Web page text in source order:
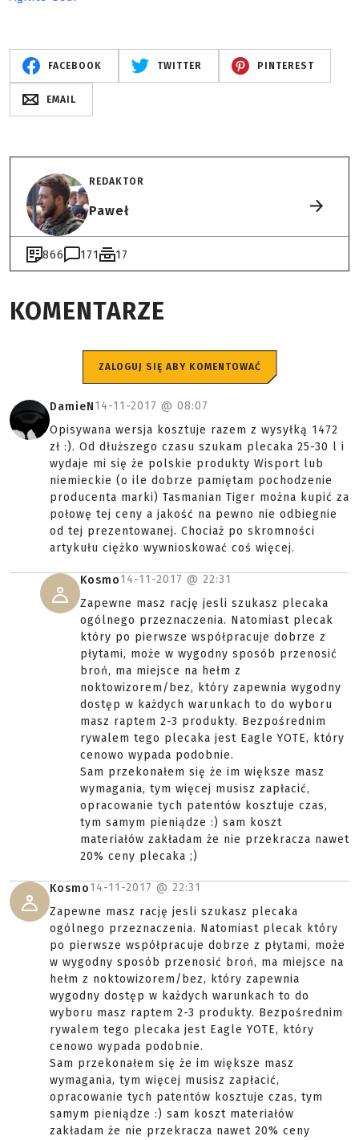
FACEBOOK TWITTER PINTEREST
EMAIL
REDAKTOR
Paweł
866 171 17
KOMENTARZE
ZALOGUJ SIĘ ABY KOMENTOWAĆ
DamieN14-11-2017 @ 08:07
Opisywana wersja kosztuje razem z wysyłką 1472
zł :). Od dłuższego czasu szukam plecaka 25-30 l i
wydaje mi się że polskie produkty Wisport lub
niemieckie (o ile dobrze pamiętam pochodzenie
producenta marki) Tasmanian Tiger można kupić za
połowę tej ceny a jakość na pewno nie odbiegnie
od tej prezentowanej. Chociaż po skromności
artykułu ciężko wywnioskować coś więcej.
Kosmo14-11-2017 @ 22:31
Zapewne masz rację jesli szukasz plecaka
ogólnego przeznaczenia. Natomiast plecak
który po pierwsze współpracuje dobrze z
płytami, może w wygodny sposób przenosić
broń, ma miejsce na hełm z
noktowizorem/bez, który zapewnia wygodny
dostęp w każdych warunkach to do wyboru
masz raptem 2-3 produkty. Bezpośrednim
rywalem tego plecaka jest Eagle YOTE, który
cenowo wypada podobnie.
Sam przekonałem się że im większe masz
wymagania, tym więcej musisz zapłacić,
opracowanie tych patentów kosztuje czas,
tym samym pieniądze :) sam koszt
materiałów zakładam że nie przekracza nawet
20% ceny plecaka ;)
Kosmo14-11-2017 @ 22:31
Zapewne masz rację jesli szukasz plecaka
ogólnego przeznaczenia. Natomiast plecak który
po pierwsze współpracuje dobrze z płytami, może
w wygodny sposób przenosić broń, ma miejsce na
hełm z noktowizorem/bez, który zapewnia
wygodny dostęp w każdych warunkach to do
wyboru masz raptem 2-3 produkty. Bezpośrednim
rywalem tego plecaka jest Eagle YOTE, który
cenowo wypada podobnie.
Sam przekonałem się że im większe masz
wymagania, tym więcej musisz zapłacić,
opracowanie tych patentów kosztuje czas, tym
samym pieniądze :) sam koszt materiałów
zakładam że nie przekracza nawet 20% ceny